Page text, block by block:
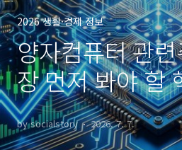
2026 생활·경제 정보
양자컴퓨터 관
장 먼저 봐야 할
는?
by socialstory 2026. 7. 7.